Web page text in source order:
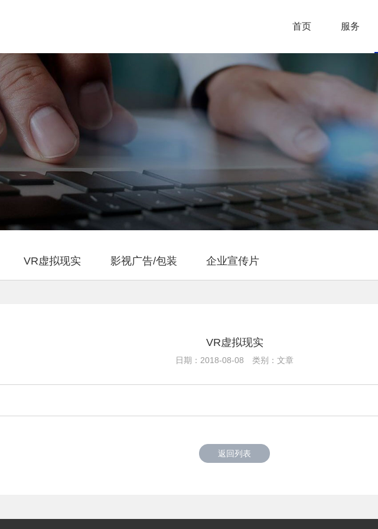
首页 服务
VR虚拟现实 影视广告/包装 企业宣传片
VR虚拟现实
日期：2018-08-08 类别：文章
返回列表